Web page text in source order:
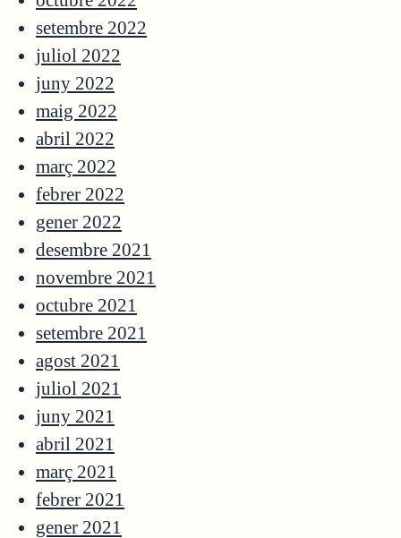
setembre 2022
juliol 2022
juny 2022
maig 2022
abril 2022
març 2022
febrer 2022
gener 2022
desembre 2021
novembre 2021
octubre 2021
setembre 2021
agost 2021
juliol 2021
juny 2021
abril 2021
març 2021
febrer 2021
gener 2021